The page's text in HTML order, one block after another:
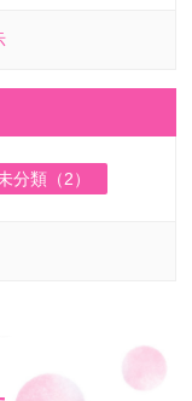
分類（2）